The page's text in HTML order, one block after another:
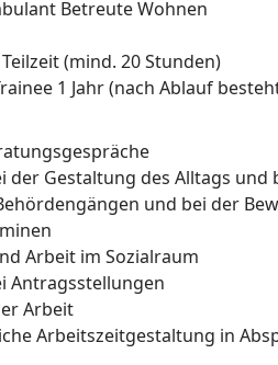
Betreute Wohnen
(mind. 20 Stunden)
1 Jahr (nach Ablauf
der Gestaltung des Alltags und
und bei der
Arbeit im Sozialraum
Antragsstellungen
Arbeit
Arbeitszeitgestaltung in